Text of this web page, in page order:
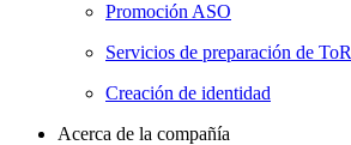
Promoción ASO
Servicios de preparación de ToR
Creación de identidad
Acerca de la compañía